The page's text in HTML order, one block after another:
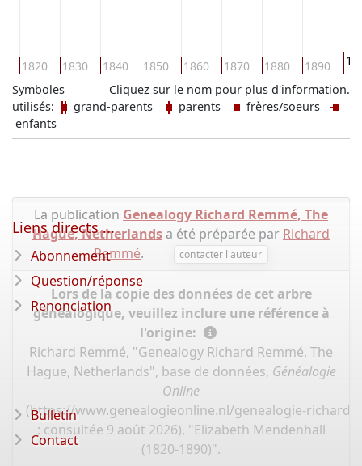
1820 1830 1840 1850 1860 1870 1880 1890
Cliquez sur le nom pour plus d'information.
Symboles
utilisés:
grand-parents parents
frères/soeurs
enfants
La publication Genealogy Richard Remmé, The
Hague, Netherlands a été préparée par Richard
Remmé. contacter l'auteur
Lors de la copie des données de cet arbre
généalogique, veuillez inclure une référence à
l'origine:
Richard Remmé, "Genealogy Richard Remmé, The
Hague, Netherlands", base de données, Généalogie
Online
(https://www.genealogieonline.nl/genealogie-richard-
: consultée 9 août 2026), "Elizabeth Mendenhall
(1820-1890)".
Liens directs ...
Abonnement
Question/réponse
Renonciation
Bulletin
Contact